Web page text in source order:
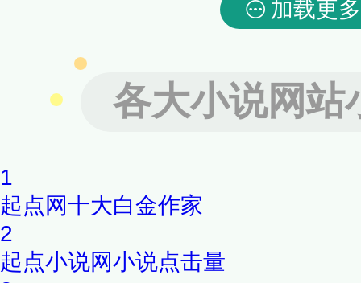
加载更多
各大小说网站
1
起点网十大白金作家
2
起点小说网小说点击量